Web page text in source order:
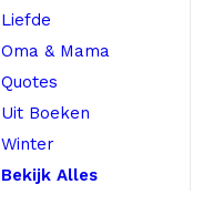
Liefde
Oma & Mama
Quotes
Uit Boeken
Winter
Bekijk Alles